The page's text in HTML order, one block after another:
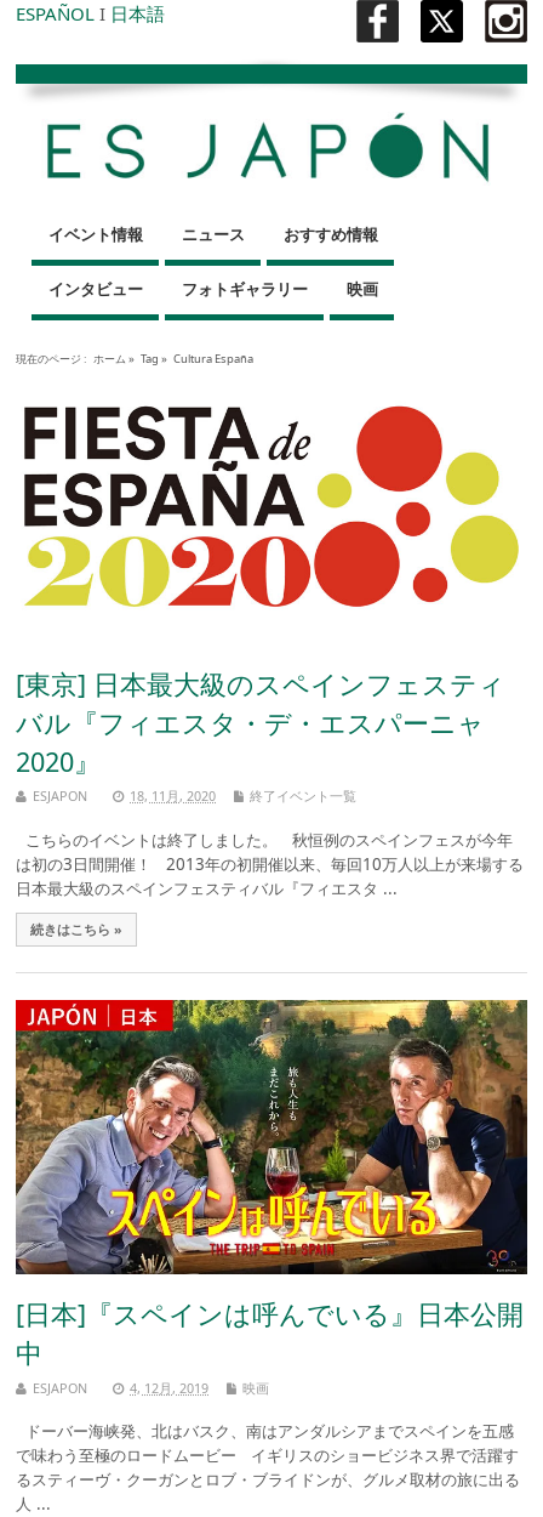
ESPAÑOL I 日本語
イベント情報 ニュース おすすめ情報
インタビュー フォトギャラリー 映画
現在のページ : ホーム » Tag » Cultura España
[東京] 日本最大級のスペインフェスティ
バル『フィエスタ・デ・エスパーニャ
2020』
ESJAPON 18, 11月, 2020 終了イベント一覧
こちらのイベントは終了しました。 秋恒例のスペインフェスが今年
は初の3日間開催！ 2013年の初開催以来、毎回10万人以上が来場する
日本最大級のスペインフェスティバル『フィエスタ ...
続きはこちら »
[日本]『スペインは呼んでいる』日本公開
中
ESJAPON 4, 12月, 2019 映画
ドーバー海峡発、北はバスク、南はアンダルシアまでスペインを五感
で味わう至極のロードムービー イギリスのショービジネス界で活躍す
るスティーヴ・クーガンとロブ・ブライドンが、グルメ取材の旅に出る
人 ...